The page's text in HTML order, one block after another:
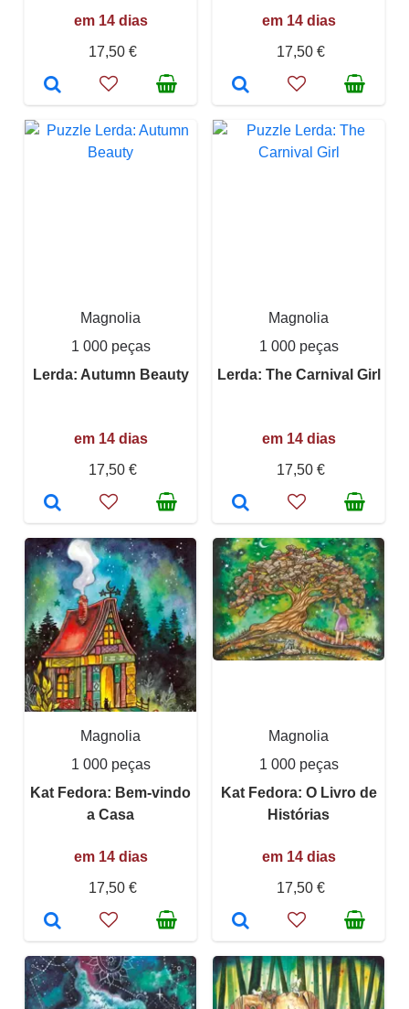
em 14 dias
17,50 €
em 14 dias
17,50 €
Magnolia
1 000 peças
Lerda: Autumn Beauty
em 14 dias
17,50 €
Magnolia
1 000 peças
Lerda: The Carnival Girl
em 14 dias
17,50 €
Magnolia
1 000 peças
Kat Fedora: Bem-vindo
a Casa
em 14 dias
17,50 €
Magnolia
1 000 peças
Kat Fedora: O Livro de
Histórias
em 14 dias
17,50 €